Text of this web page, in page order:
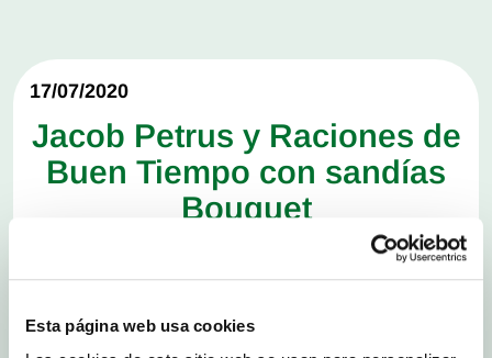
Esta página web usa cookies
17/07/2020
Jacob Petrus y Raciones de
Buen Tiempo con sandías
Bouquet